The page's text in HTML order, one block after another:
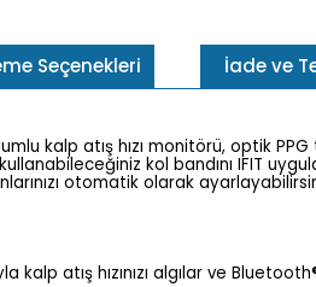
Seçenekleri İade ve
kalp atış hızı monitörü, optik PPG
kol bandını IFIT
otomatik olarak
atış hızınızı algılar ve